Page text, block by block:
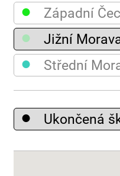
● Západní
● Jižní
● Střední
● Ukončená